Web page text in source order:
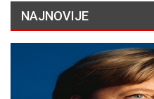
NAJNOVIJE